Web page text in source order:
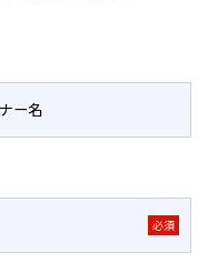
ー名
必須